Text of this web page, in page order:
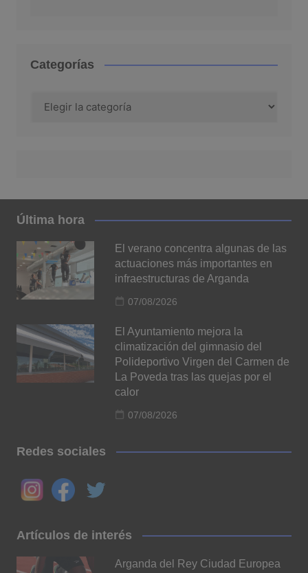
Categorías
Última hora
El verano concentra algunas de las
actuaciones más importantes en
infraestructuras de Arganda
07/08/2026
El Ayuntamiento mejora la
climatización del gimnasio del
Polideportivo Virgen del Carmen de
La Poveda tras las quejas por el
calor
07/08/2026
Redes sociales
Artículos de interés
Arganda del Rey Ciudad Europea